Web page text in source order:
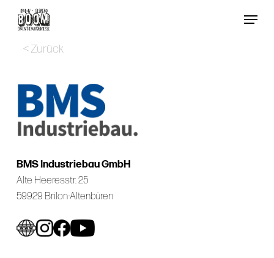
Menu
< Zurück
BMS Industriebau GmbH
Alte Heeresstr. 25
59929 Brilon-Altenbüren